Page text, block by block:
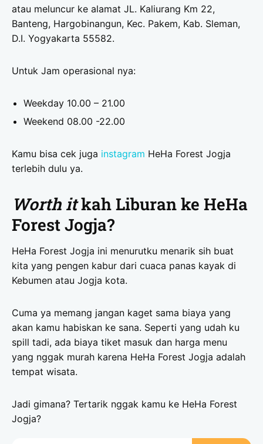
atau meluncur ke alamat JL. Kaliurang Km 22,
Banteng, Hargobinangun, Kec. Pakem, Kab. Sleman,
D.I. Yogyakarta 55582.
Untuk Jam operasional nya:
Weekday 10.00 – 21.00
Weekend 08.00 -22.00
Kamu bisa cek juga instagram HeHa Forest Jogja
terlebih dulu ya.
Worth itkah Liburan ke HeHa
Forest Jogja?
HeHa Forest Jogja ini menurutku menarik sih buat
kita yang pengen kabur dari cuaca panas kayak di
Kebumen atau Jogja kota.
Cuma ya memang jangan kaget sama biaya yang
akan kamu habiskan ke sana. Seperti yang udah ku
spill tadi, ada biaya tiket masuk dan harga menu
yang nggak murah karena HeHa Forest Jogja adalah
tempat wisata.
Jadi gimana? Tertarik nggak kamu ke HeHa Forest
Jogja?